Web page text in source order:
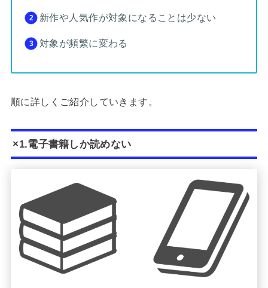
新作や人気作が対象になることは少ない
対象が頻繁に変わる
順に詳しくご紹介していきます。
×1.電子書籍しか読めない